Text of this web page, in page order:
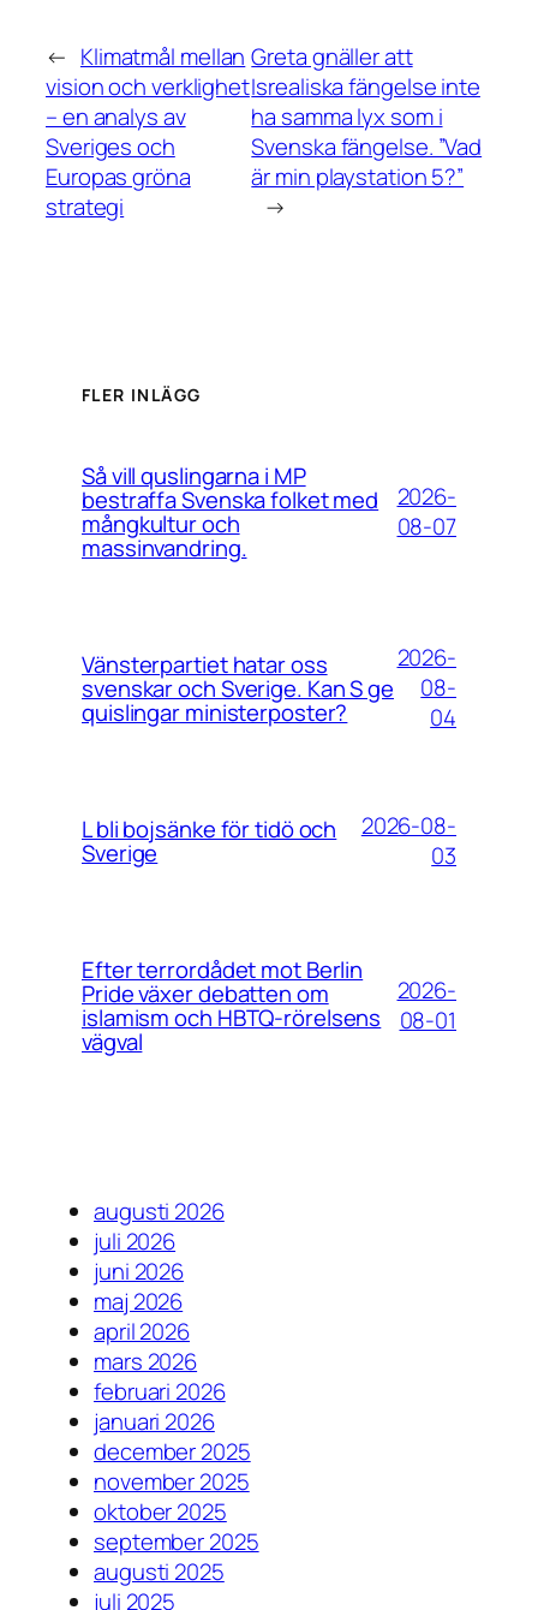
← Klimatmål mellan
vision och verklighet
– en analys av
Sveriges och
Europas gröna
strategi
Greta gnäller att
Isrealiska fängelse inte
ha samma lyx som i
Svenska fängelse. ”Vad
är min playstation 5?”
→
FLER INLÄGG
Så vill quslingarna i MP
bestraffa Svenska folket med
mångkultur och
massinvandring.
2026-
08-07
Vänsterpartiet hatar oss
svenskar och Sverige. Kan S ge
quislingar ministerposter?
2026-
08-
04
L bli bojsänke för tidö och
Sverige
2026-08-
03
Efter terrordådet mot Berlin
Pride växer debatten om
islamism och HBTQ-rörelsens
vägval
2026-
08-01
augusti 2026
juli 2026
juni 2026
maj 2026
april 2026
mars 2026
februari 2026
januari 2026
december 2025
november 2025
oktober 2025
september 2025
augusti 2025
juli 2025